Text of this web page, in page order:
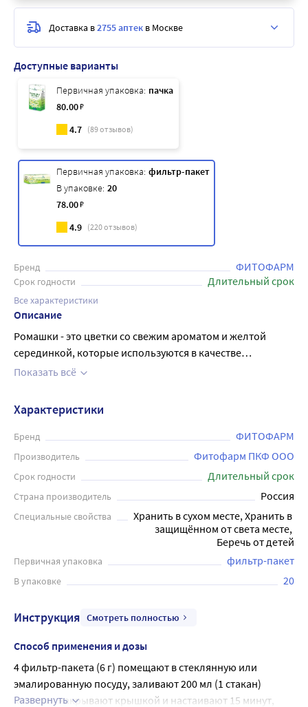
Доступные варианты
Первичная упаковка: пачка
80.00₽
4.7 (89отзывов)
Первичная упаковка: фильтр-пакет
В упаковке: 20
78.00₽
4.9 (220отзывов)
Бренд ФИТОФАРМ
Срок годности Длительный срок
Все характеристики
Описание
Ромашки - это цветки со свежим ароматом и желтой
серединкой, которые используются в качестве
природного лекарства. Они являются отличным
также помогают улучшить пищеварение и уменьшить
боли в желудке. Упаковка содержит 20 фильтр-пакетов
по 1,5 грамма. Это удобно и практично, так как каждый
пакетик уже содержит точно отмеренную дозу ромашек,
внутрь в комплексной терапии при хроническом
гастрите, язвенной болезни желудка и
двенадцатиперстной кишки, при хроническом энтерите,
хроническом колите, метеоризме, спазмах кишечника,
Показать всё
Доставка в2755 аптек в Москве
Характеристики
Бренд ФИТОФАРМ
Производитель Фитофарм ПКФ ООО
Срок годности Длительный срок
Страна производитель Россия
Специальные свойства
Хранить в сухом месте, Хранить в
защищённом от света месте,
Беречь от детей
Первичная упаковка фильтр-пакет
В упаковке 20
Инструкция Смотреть полностью
Способ применения и дозы
4 фильтр-пакета (6 г) помещают в стеклянную или
эмалированную посуду, заливают 200 мл (1 стакан)
кипятка, накрывают крышкой и настаивают 15 минут,
Развернуть